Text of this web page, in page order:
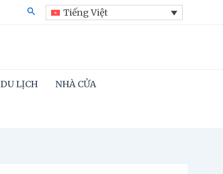
Search Tiếng Việt
DU LỊCH NHÀ CỬA